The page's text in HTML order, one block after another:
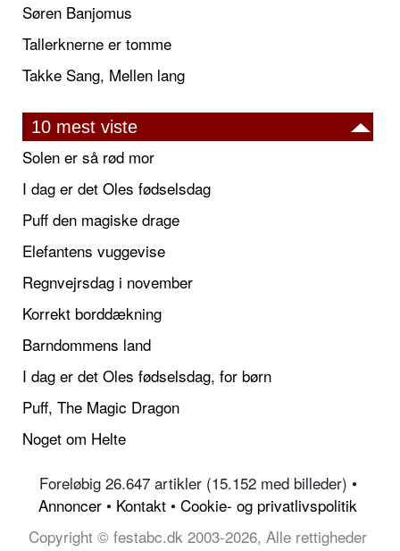
Søren Banjomus
Tallerknerne er tomme
Takke Sang, Mellen lang
10 mest viste
Solen er så rød mor
I dag er det Oles fødselsdag
Puff den magiske drage
Elefantens vuggevise
Regnvejrsdag i november
Korrekt borddækning
Barndommens land
I dag er det Oles fødselsdag, for børn
Puff, The Magic Dragon
Noget om Helte
Foreløbig 26.647 artikler (15.152 med billeder) •
Annoncer • Kontakt • Cookie- og privatlivspolitik
Copyright © festabc.dk 2003-2026, Alle rettigheder